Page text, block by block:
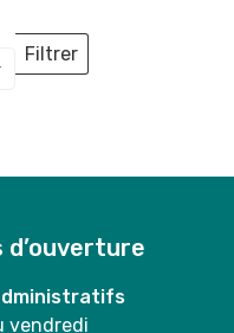
Filtrer
Lieux
d’ouverture
vendredi